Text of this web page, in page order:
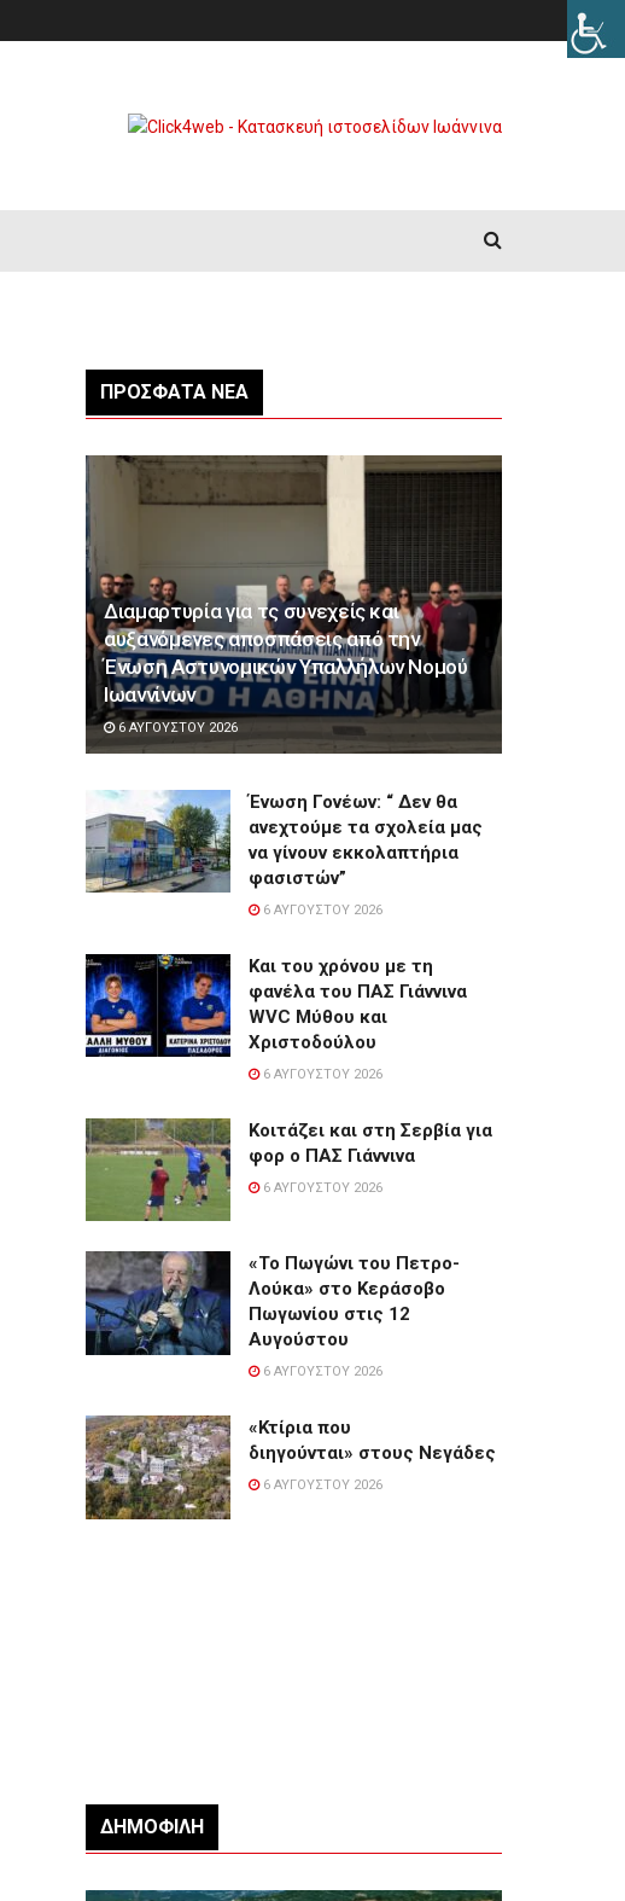
ΠΡΌΣΦΑΤΑ ΝΈΑ
Διαμαρτυρία για τς συνεχείς και
αυξανόμενες αποσπάσεις από την
Ένωση Αστυνομικών Υπαλλήλων Νομού
Ιωαννίνων
6 ΑΥΓΟΎΣΤΟΥ 2026
Ένωση Γονέων: “ Δεν θα
ανεχτούμε τα σχολεία μας
να γίνουν εκκολαπτήρια
φασιστών”
6 ΑΥΓΟΎΣΤΟΥ 2026
Και του χρόνου με τη
φανέλα του ΠΑΣ Γιάννινα
WVC Μύθου και
Χριστοδούλου
6 ΑΥΓΟΎΣΤΟΥ 2026
Κοιτάζει και στη Σερβία για
φορ ο ΠΑΣ Γιάννινα
6 ΑΥΓΟΎΣΤΟΥ 2026
«Το Πωγώνι του Πετρο-
Λούκα» στο Κεράσοβο
Πωγωνίου στις 12
Αυγούστου
6 ΑΥΓΟΎΣΤΟΥ 2026
«Κτίρια που
διηγούνται» στους Νεγάδες
6 ΑΥΓΟΎΣΤΟΥ 2026
ΔΗΜΟΦΙΛΉ